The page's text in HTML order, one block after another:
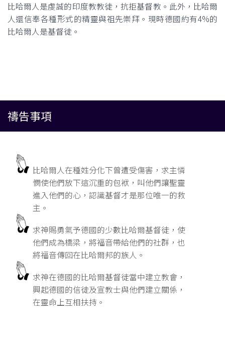
比哈爾人是虔誠的印度教教徒，抗拒基督教。此外，比哈爾
人還信奉各種形式的精靈與祖先崇拜。現時德國約有4%的
比哈爾人是基督徒。
禱告事項
比哈爾人在種姓分化下曾遭受傷害，求主憐
憫使他們放下這沉重的包袱，叫他們讓聖靈
進入他們的心，認識基督才是那位唯一的救
主。
求神賜勇氣予德國的少數比哈爾基督徒，使
他們成為橋梁，將福音帶給他們的社群，也
將福音傳回在比哈爾邦的族人。
求神在德國的比哈爾基督徒當中建立教會，
興起德國的信徒及宣教士與他們建立關係，
在靈命上互相扶持。